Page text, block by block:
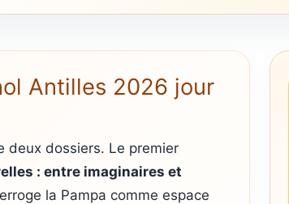
Antilles 2026 jour
deux dossiers. Le premier
: entre imaginaires et
la Pampa comme espace